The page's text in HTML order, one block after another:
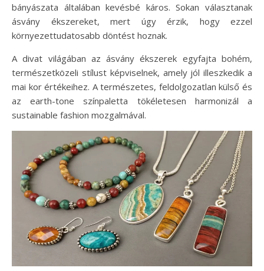
bányászata általában kevésbé káros. Sokan választanak
ásvány ékszereket, mert úgy érzik, hogy ezzel
környezettudatosabb döntést hoznak.
A divat világában az ásvány ékszerek egyfajta bohém,
természetközeli stílust képviselnek, amely jól illeszkedik a
mai kor értékeihez. A természetes, feldolgozatlan külső és
az earth-tone színpaletta tökéletesen harmonizál a
sustainable fashion mozgalmával.